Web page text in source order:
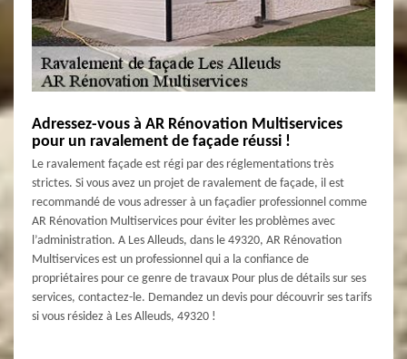
Adressez-vous à AR Rénovation Multiservices
pour un ravalement de façade réussi !
Le ravalement façade est régi par des réglementations très
strictes. Si vous avez un projet de ravalement de façade, il est
recommandé de vous adresser à un façadier professionnel comme
AR Rénovation Multiservices pour éviter les problèmes avec
l’administration. A Les Alleuds, dans le 49320, AR Rénovation
Multiservices est un professionnel qui a la confiance de
propriétaires pour ce genre de travaux Pour plus de détails sur ses
services, contactez-le. Demandez un devis pour découvrir ses tarifs
si vous résidez à Les Alleuds, 49320 !